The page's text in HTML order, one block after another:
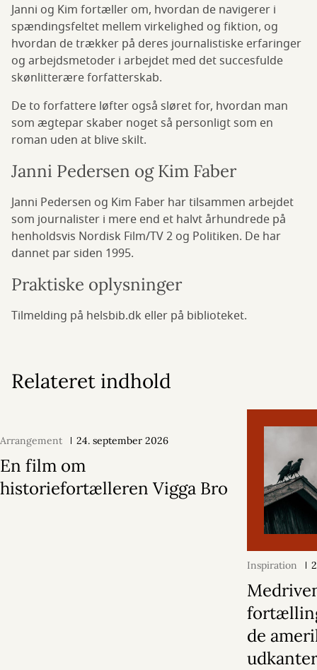
Janni og Kim fortæller om, hvordan de navigerer i
spændingsfeltet mellem virkelighed og fiktion, og
hvordan de trækker på deres journalistiske erfaringer
og arbejdsmetoder i arbejdet med det succesfulde
skønlitterære forfatterskab.
De to forfattere løfter også sløret for, hvordan man
som ægtepar skaber noget så personligt som en
roman uden at blive skilt.
Janni Pedersen og Kim Faber
Janni Pedersen og Kim Faber har tilsammen arbejdet
som journalister i mere end et halvt århundrede på
henholdsvis Nordisk Film/TV 2 og Politiken. De har
dannet par siden 1995.
Praktiske oplysninger
Tilmelding på helsbib.dk eller på biblioteket.
Relateret indhold
Arrangement 24. september 2026
En film om
historiefortælleren Vigga Bro
Inspiration
de